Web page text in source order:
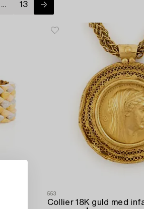
... 13
553
Collier 18K guld med